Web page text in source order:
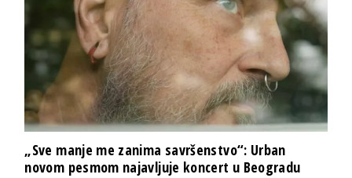
„Sve manje me zanima savršenstvo“: Urban
novom pesmom najavljuje koncert u Beogradu